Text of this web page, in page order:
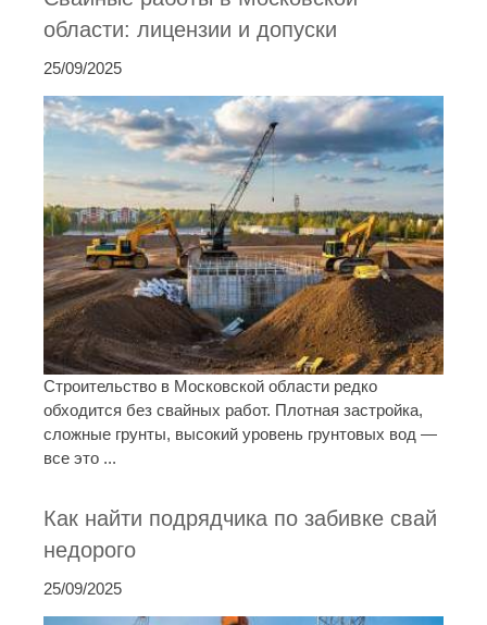
области: лицензии и допуски
25/09/2025
Строительство в Московской области редко
обходится без свайных работ. Плотная застройка,
сложные грунты, высокий уровень грунтовых вод —
все это ...
Как найти подрядчика по забивке свай
недорого
25/09/2025